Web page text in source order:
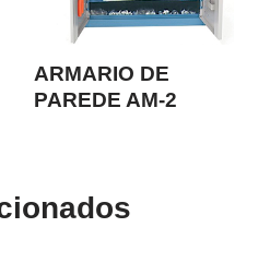
ARMARIO DE
PAREDE AM-2